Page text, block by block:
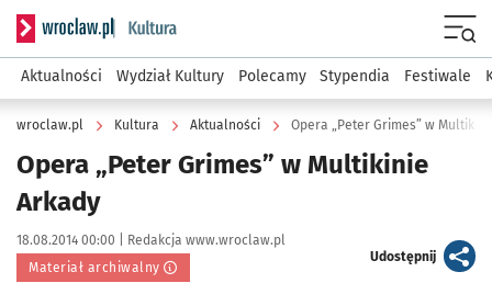
Serwis informacyjny wroclaw.pl podserwis: Kultura
Aktualności Wydział Kultury Polecamy Stypendia Festiwale
wroclaw.pl Kultura Aktualności Opera „Peter Grimes” w
Opera „Peter Grimes” w Multikinie
Arkady
Data publikacji:
18.08.2014 00:00 | Autor:
Redakcja www.wroclaw.pl
Materiał archiwalny
Udostępnijartykuł